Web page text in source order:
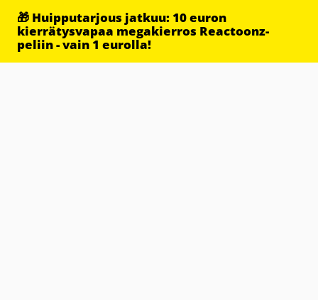
🎁 Huipputarjous jatkuu: 10 euron
kierrätysvapaa megakierros Reactoonz-
peliin - vain 1 eurolla!